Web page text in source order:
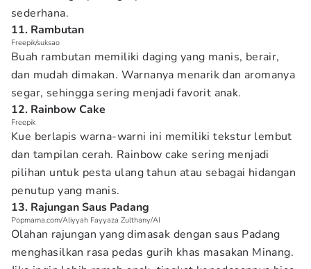
sederhana.
11. Rambutan
Freepik/suksao
Buah rambutan memiliki daging yang manis, berair,
dan mudah dimakan. Warnanya menarik dan aromanya
segar, sehingga sering menjadi favorit anak.
12. Rainbow Cake
Freepik
Kue berlapis warna-warni ini memiliki tekstur lembut
dan tampilan cerah. Rainbow cake sering menjadi
pilihan untuk pesta ulang tahun atau sebagai hidangan
penutup yang manis.
13. Rajungan Saus Padang
Popmama.com/Aliyyah Fayyaza Zulthany/AI
Olahan rajungan yang dimasak dengan saus Padang
menghasilkan rasa pedas gurih khas masakan Minang.